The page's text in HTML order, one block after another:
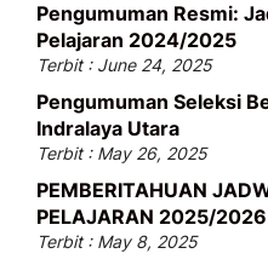
Pengumuman Resmi:
Pelajaran 2024/2025
Terbit : June 24, 2025
Pengumuman Seleksi
Indralaya Utara
Terbit : May 26, 2025
PEMBERITAHUAN
PELAJARAN 2025/2026
Terbit : May 8, 2025